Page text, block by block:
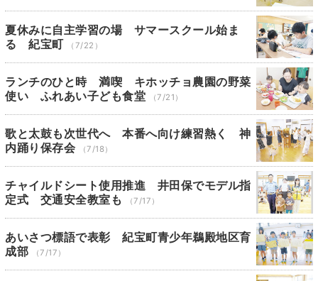
夏休みに自主学習の場 サマースクール始ま
る 紀宝町
（7/22）
ランチのひと時 満喫 キホッチョ農園の野菜
使い ふれあい子ども食堂
（7/21）
歌と太鼓も次世代へ 本番へ向け練習熱く 神
内踊り保存会
（7/18）
チャイルドシート使用推進 井田保でモデル指
定式 交通安全教室も
（7/17）
あいさつ標語で表彰 紀宝町青少年鵜殿地区育
成部
（7/17）